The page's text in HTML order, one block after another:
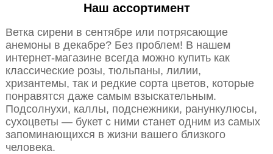
Наш ассортимент
Ветка сирени в сентябре или потрясающие
анемоны в декабре? Без проблем! В нашем
интернет-магазине всегда можно купить как
классические розы, тюльпаны, лилии,
хризантемы, так и редкие сорта цветов, которые
понравятся даже самым взыскательным.
Подсолнухи, каллы, подснежники, ранункулюсы,
сухоцветы — букет с ними станет одним из самых
запоминающихся в жизни вашего близкого
человека.